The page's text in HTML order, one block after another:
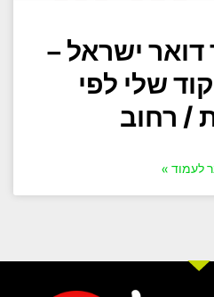
דואר ישראל –
שלי לפי
/ רחוב
לעמוד »